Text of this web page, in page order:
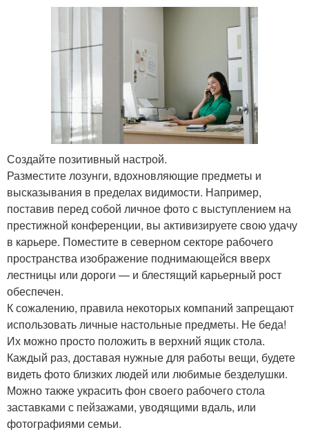
Создайте позитивный настрой.
Разместите лозунги, вдохновляющие предметы и
высказывания в пределах видимости. Например,
поставив перед собой личное фото с выступлением на
престижной конференции, вы активизируете свою удачу
в карьере. Поместите в северном секторе рабочего
пространства изображение поднимающейся вверх
лестницы или дороги — и блестящий карьерный рост
обеспечен.
К сожалению, правила некоторых компаний запрещают
использовать личные настольные предметы. Не беда!
Их можно просто положить в верхний ящик стола.
Каждый раз, доставая нужные для работы вещи, будете
видеть фото близких людей или любимые безделушки.
Можно также украсить фон своего рабочего стола
заставками с пейзажами, уводящими вдаль, или
фотографиями семьи.